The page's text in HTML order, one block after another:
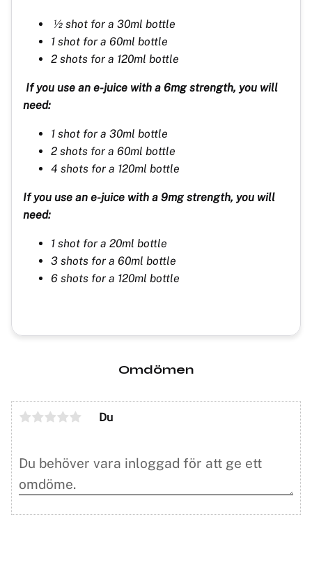
½ shot for a 30ml bottle
1 shot for a 60ml bottle
2 shots for a 120ml bottle
If you use an e-juice with a 6mg strength, you will
need:
1 shot for a 30ml bottle
2 shots for a 60ml bottle
4 shots for a 120ml bottle
If you use an e-juice with a 9mg strength, you will
need:
1 shot for a 20ml bottle
3 shots for a 60ml bottle
6 shots for a 120ml bottle
Omdömen
Du